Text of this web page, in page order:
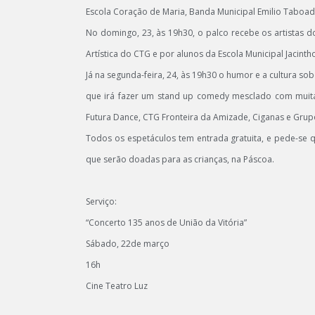
Escola Coração de Maria, Banda Municipal Emilio
No domingo, 23, às 19h30, o palco recebe os artistas
Artística do CTG e por alunos da Escola Municipal
Já na segunda-feira, 24, às 19h30 o humor e a cultura
que irá fazer um stand up comedy mesclado com
Futura Dance, CTG Fronteira da Amizade, Ciganas e
Todos os espetáculos tem entrada gratuita, e pede-
que serão doadas para as crianças, na Páscoa.
Serviço:
“Concerto 135 anos de União da Vitória”
Sábado, 22de março
16h
Cine Teatro Luz